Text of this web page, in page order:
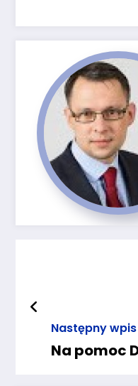
Następny wpis
Na pomoc